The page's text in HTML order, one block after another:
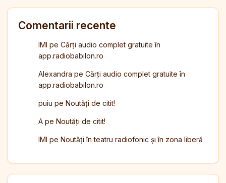
Comentarii recente
IMI pe Cărți audio complet gratuite în
app.radiobabilon.ro
Alexandra pe Cărți audio complet gratuite în
app.radiobabilon.ro
puiu pe Noutăți de citit!
A pe Noutăți de citit!
IMI pe Noutăți în teatru radiofonic și în zona liberă